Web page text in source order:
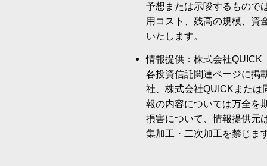
予想または示唆するもので
用コスト、残高の規模、資
いたします。
情報提供：株式会社QUICK
各投資信託関連ページに掲
社、株式会社QUICKまたは
報の内容については万全を
損害について、情報提供元
集加工・二次加工を禁じま